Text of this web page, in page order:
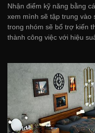
Nhận điểm kỹ năng bằng
xem mình sẽ tập trung vào
trong nhóm sẽ bổ trợ kiến
thành công việc với hiệu